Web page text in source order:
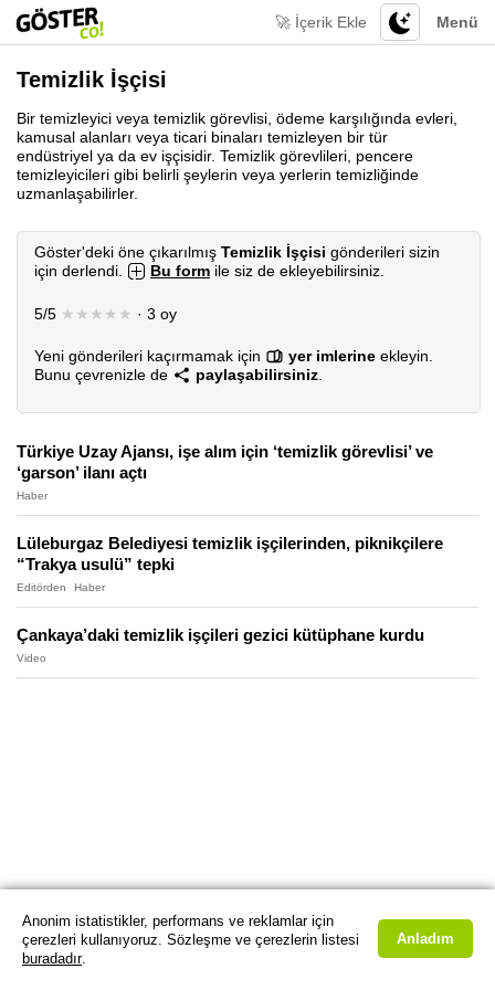
Menü
🚀 İçerik Ekle
Temizlik İşçisi
Bir temizleyici veya temizlik görevlisi, ödeme karşılığında evleri,
kamusal alanları veya ticari binaları temizleyen bir tür
endüstriyel ya da ev işçisidir. Temizlik görevlileri, pencere
temizleyicileri gibi belirli şeylerin veya yerlerin temizliğinde
uzmanlaşabilirler.
Göster'deki öne çıkarılmış Temizlik İşçisi gönderileri sizin
için derlendi.
Bu form ile siz de ekleyebilirsiniz.
5/5 ★★★★★ · 3 oy
Yeni gönderileri kaçırmamak için yer imlerine ekleyin.
Bunu çevrenizle de
paylaşabilirsiniz
Türkiye Uzay Ajansı, işe alım için ‘temizlik görevlisi’ ve
‘garson’ ilanı açtı
Haber
Lüleburgaz Belediyesi temizlik işçilerinden, piknikçilere
“Trakya usulü” tepki
Editörden Haber
Çankaya’daki temizlik işçileri gezici kütüphane kurdu
Video
Anonim istatistikler, performans ve reklamlar için
çerezleri kullanıyoruz. Sözleşme ve çerezlerin listesi
buradadır.
Anladım